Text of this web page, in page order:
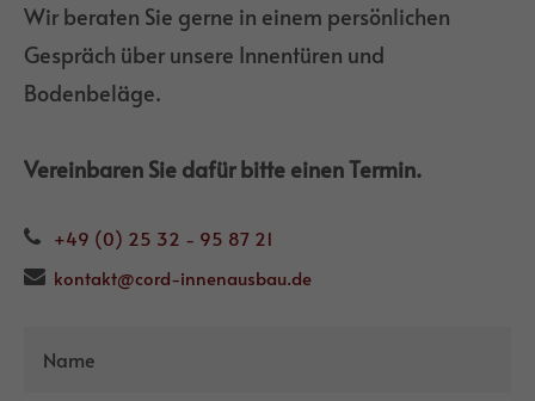
Wir beraten Sie gerne in einem persönlichen
Gespräch über unsere Innentüren und
Bodenbeläge.
Vereinbaren Sie dafür bitte einen Termin.
+49 (0) 25 32 - 95 87 21
kontakt@cord-innenausbau.de